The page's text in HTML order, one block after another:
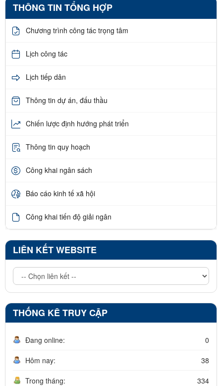
THÔNG TIN TỔNG HỢP
Chương trình công tác trọng tâm
Lịch công tác
Lịch tiếp dân
Thông tin dự án, đấu thầu
Chiến lược định hướng phát triển
Thông tin quy hoạch
Công khai ngân sách
Báo cáo kinh tế xã hội
Công khai tiến độ giải ngân
LIÊN KẾT WEBSITE
THỐNG KÊ TRUY CẬP
Đang online: 0
Hôm nay: 38
Trong tháng: 334